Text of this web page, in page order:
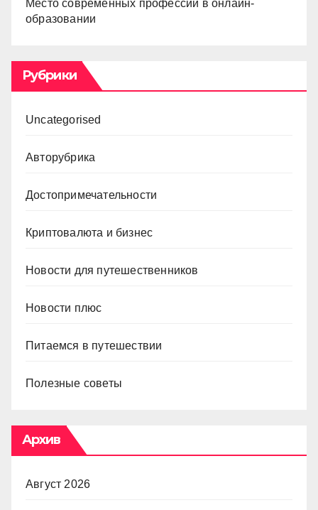
Место современных профессий в онлайн-
образовании
Рубрики
Uncategorised
Авторубрика
Достопримечательности
Криптовалюта и бизнес
Новости для путешественников
Новости плюс
Питаемся в путешествии
Полезные советы
Архив
Август 2026